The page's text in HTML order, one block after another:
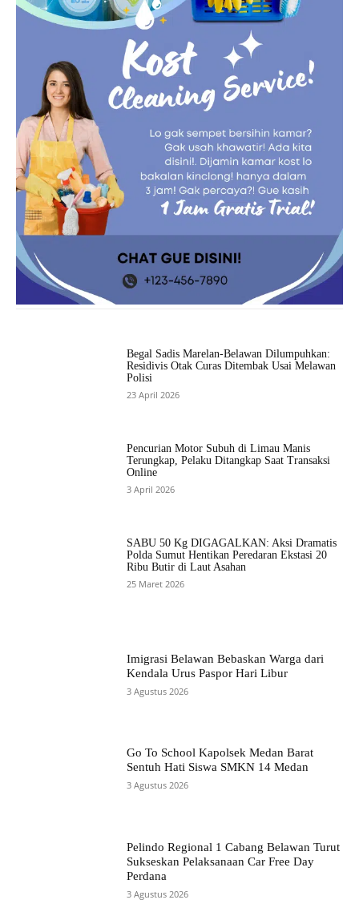
Begal Sadis Marelan-Belawan Dilumpuhkan:
Residivis Otak Curas Ditembak Usai Melawan
Polisi
23 April 2026
Pencurian Motor Subuh di Limau Manis
Terungkap, Pelaku Ditangkap Saat Transaksi
Online
3 April 2026
SABU 50 Kg DIGAGALKAN: Aksi Dramatis
Polda Sumut Hentikan Peredaran Ekstasi 20
Ribu Butir di Laut Asahan
25 Maret 2026
Imigrasi Belawan Bebaskan Warga dari
Kendala Urus Paspor Hari Libur
3 Agustus 2026
Go To School Kapolsek Medan Barat
Sentuh Hati Siswa SMKN 14 Medan
3 Agustus 2026
Pelindo Regional 1 Cabang Belawan Turut
Sukseskan Pelaksanaan Car Free Day
Perdana
3 Agustus 2026